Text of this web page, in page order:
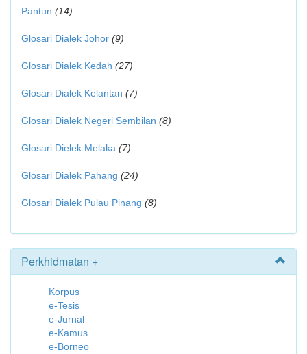
Pantun (14)
Glosari Dialek Johor (9)
Glosari Dialek Kedah (27)
Glosari Dialek Kelantan (7)
Glosari Dialek Negeri Sembilan (8)
Glosari Dielek Melaka (7)
Glosari Dialek Pahang (24)
Glosari Dialek Pulau Pinang (8)
Perkhidmatan +
Korpus
e-Tesis
e-Jurnal
e-Kamus
e-Borneo